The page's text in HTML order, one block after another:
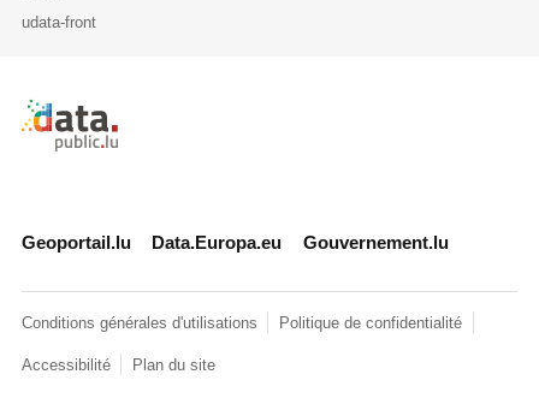
udata-front
Retour à l'accueil de data.public.lu
Geoportail.lu Data.Europa.eu Gouvernement.lu
Conditions générales d'utilisations Politique de confidentialité
Accessibilité Plan du site